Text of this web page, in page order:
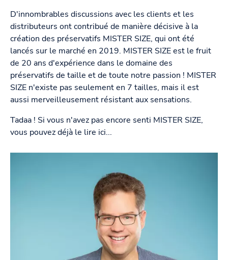
D'innombrables discussions avec les clients et les
distributeurs ont contribué de manière décisive à la
création des préservatifs MISTER SIZE, qui ont été
lancés sur le marché en 2019. MISTER SIZE est le fruit
de 20 ans d'expérience dans le domaine des
préservatifs de taille et de toute notre passion ! MISTER
SIZE n'existe pas seulement en 7 tailles, mais il est
aussi merveilleusement résistant aux sensations.
Tadaa ! Si vous n'avez pas encore senti MISTER SIZE,
vous pouvez déjà le lire ici...